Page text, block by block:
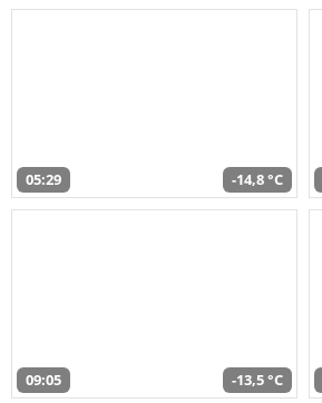
05:29 -14,8 °C
09:05 -13,5 °C